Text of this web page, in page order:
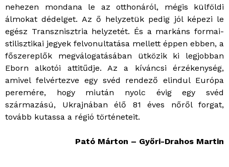
nehezen mondana le az otthonáról, mégis külföldi
álmokat dédelget. Az ő helyzetük pedig jól képezi le
egész Transznisztria helyzetét. És a markáns formai-
stilisztikai jegyek felvonultatása mellett éppen ebben, a
főszereplők megválogatásában ütközik ki legjobban
Eborn alkotói attitűdje. Az a kíváncsi érzékenység,
amivel felvértezve egy svéd rendező elindul Európa
peremére, hogy miután nyolc évig egy svéd
származású, Ukrajnában élő 81 éves nőről forgat,
tovább kutassa a régió történeteit.
Pató Márton – Győri-Drahos Martin